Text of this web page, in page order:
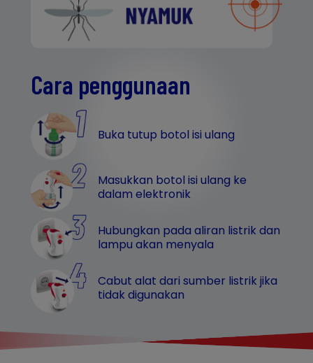
Cara penggunaan
Buka tutup botol isi ulang
Masukkan botol isi ulang ke
dalam elektronik
Hubungkan pada aliran listrik dan
lampu akan menyala
Cabut alat dari sumber listrik jika
tidak digunakan